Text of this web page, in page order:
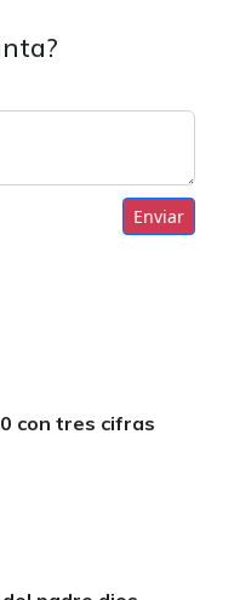
Enviar
con tres cifras